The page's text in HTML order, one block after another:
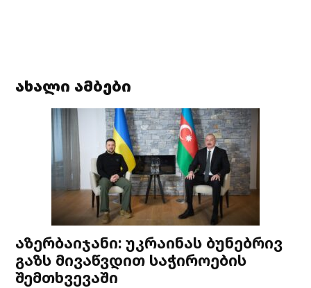
ახალი ამბები
აზერბაიჯანი: უკრაინას ბუნებრივ
გაზს მივაწვდით საჭიროების
შემთხვევაში